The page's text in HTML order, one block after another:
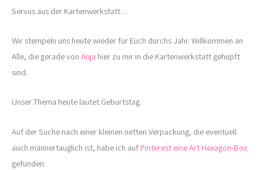
Servus aus der Kartenwerkstatt…
Wir stempeln uns heute wieder für Euch durchs Jahr. Willkommen an
Alle, die gerade von Anja hier zu mir in die Kartenwerkstatt gehüpft
sind.
Unser Thema heute lautet Geburtstag.
Auf der Suche nach einer kleinen netten Verpackung, die eventuell
auch männertauglich ist, habe ich auf Pinterest eine Art Hexagon-Box
gefunden.